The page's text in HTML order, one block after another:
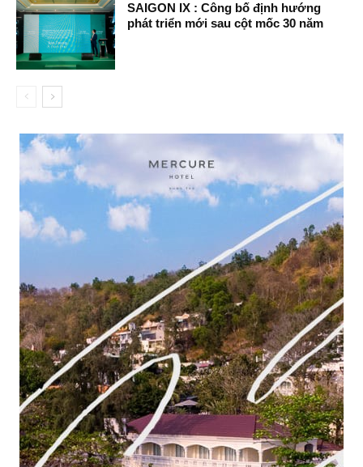
SAIGON IX : Công bố định hướng
phát triển mới sau cột mốc 30 năm